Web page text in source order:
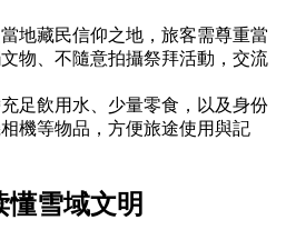
地藏民信仰之地，旅客需尊重當
物、不隨意拍攝祭拜活動，交流
足飲用水、少量零食，以及身份
機等物品，方便旅途使用與記
雪域文明